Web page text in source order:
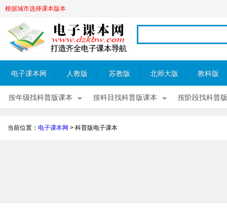
根据城市选择课本版本
电子课本网 人教版 苏教版 北师大版 教科版
按年级找科普版课本 按科目找科普版课本 按阶段找科普
当前位置： 电子课本网 > 科普版电子课本